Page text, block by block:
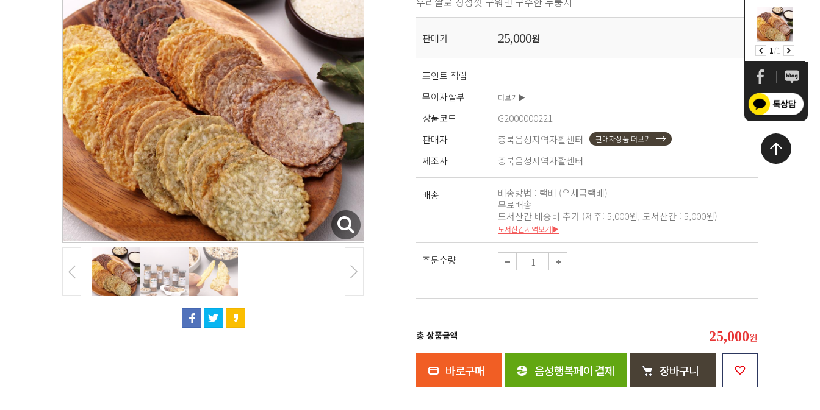
판매가 25,000원
포인트 적립
무이자할부
더보기▶
상품코드
G2000000221
판매자
충북음성지역자활센터 판매자상품 더보기
제조사 충북음성지역자활센터
배송
배송방법 : 택배 (우체국택배)
무료배송
도서산간 배송비 추가 (제주: 5,000원, 도서산간 : 5,000원)
도서산간지역보기▶
주문수량
총 상품금액 25,000원
바로구매 음성행복페이 결제 장바구니
1/1